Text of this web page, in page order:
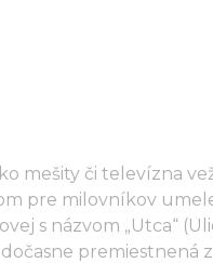
mešity či televízna
pre milovníkov
s názvom „Utca“
premiestnená z